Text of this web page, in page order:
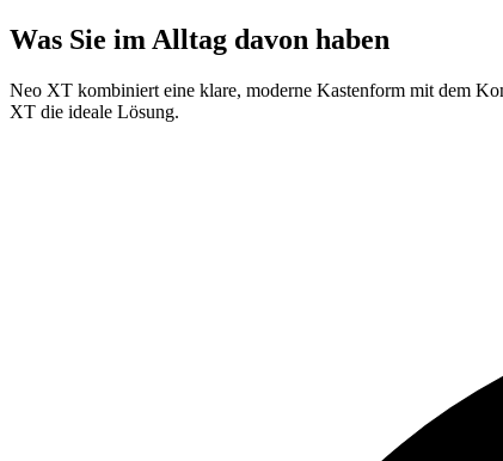
Was Sie im Alltag davon haben
Neo XT kombiniert eine klare, moderne Kastenform mit dem
XT die ideale Lösung.